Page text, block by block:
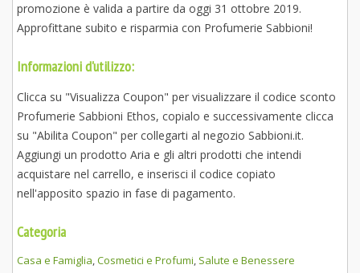
promozione è valida a partire da oggi 31 ottobre 2019.
Approfittane subito e risparmia con Profumerie Sabbioni!
Informazioni d'utilizzo:
Clicca su "Visualizza Coupon" per visualizzare il codice sconto
Profumerie Sabbioni Ethos, copialo e successivamente clicca
su "Abilita Coupon" per collegarti al negozio Sabbioni.it.
Aggiungi un prodotto Aria e gli altri prodotti che intendi
acquistare nel carrello, e inserisci il codice copiato
nell'apposito spazio in fase di pagamento.
Categoria
Casa e Famiglia,Cosmetici e Profumi, Salute e Benessere